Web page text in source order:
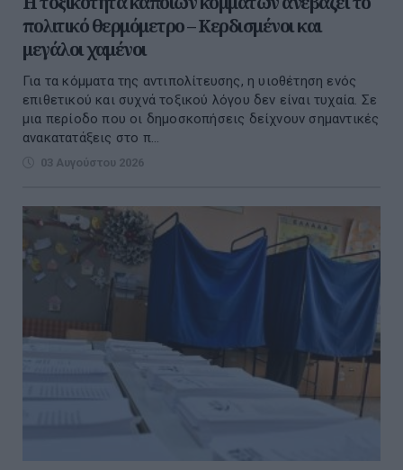
πολιτικό θερμόμετρο – Κερδισμένοι και
μεγάλοι χαμένοι
Για τα κόμματα της αντιπολίτευσης, η υιοθέτηση ενός
επιθετικού και συχνά τοξικού λόγου δεν είναι τυχαία. Σε
μια περίοδο που οι δημοσκοπήσεις δείχνουν σημαντικές
ανακατατάξεις στο π...
03 Αυγούστου 2026